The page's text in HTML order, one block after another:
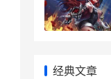
经典文章